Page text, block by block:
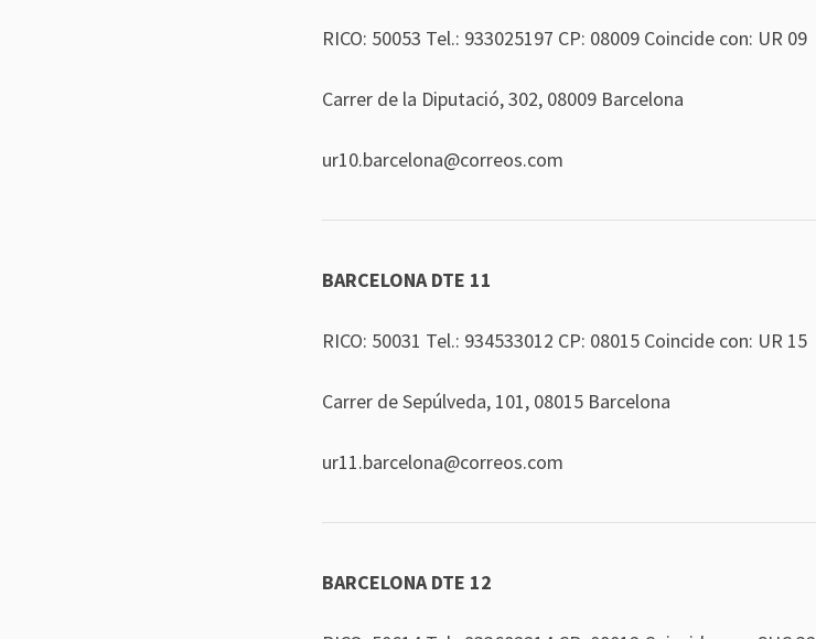
RICO: 50053 Tel.: 933025197 CP: 08009 Coincide con: UR 09
Carrer de la Diputació, 302, 08009 Barcelona
ur10.barcelona@correos.com
BARCELONA DTE 11
RICO: 50031 Tel.: 934533012 CP: 08015 Coincide con: UR 15
Carrer de Sepúlveda, 101, 08015 Barcelona
ur11.barcelona@correos.com
BARCELONA DTE 12